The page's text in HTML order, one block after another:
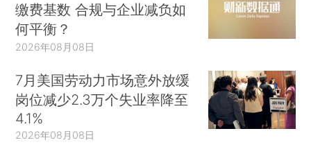
缴费基数 合规与企业减负如
何平衡？
2026年08月08日
7月美国劳动力市场意外放缓
岗位减少2.3万个失业率降至
4.1%
2026年08月08日